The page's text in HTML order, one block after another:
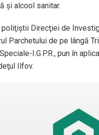
şi alcool sanitar.
poliţiştii Direcţiei de
Parchetului de pe lângă
I.G.P.R., pun în
Ilfov.